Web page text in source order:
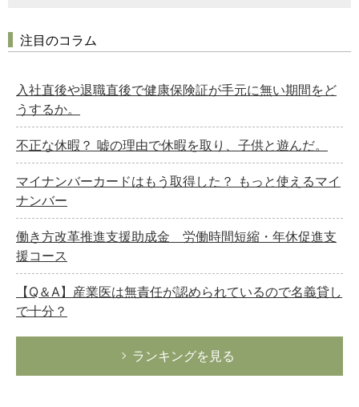
注目のコラム
入社直後や退職直後で健康保険証が手元に無い期間をど
うするか。
不正な休暇？ 嘘の理由で休暇を取り、子供と遊んだ。
マイナンバーカードはもう取得した？ もっと使えるマイ
ナンバー
働き方改革推進支援助成金 労働時間短縮・年休促進支
援コース
【Q＆A】産業医は無責任が認められているので名義貸し
で十分？
ランキングを見る